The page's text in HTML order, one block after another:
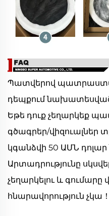
Պատվերով
դեպքում
Եթե դուք չեղարկեք
գծագրեր/վիզուալներ
կգանձվի 50 ԱՄՆ
Արտադրությունը
չեղարկելու և գումարը
հնարավորություն չկա！